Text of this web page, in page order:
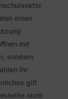
einen
mit
sondern
ihr
gilt
nicht